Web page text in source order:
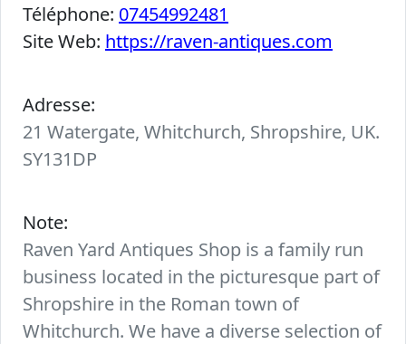
Téléphone: 07454992481
Site Web: https://raven-antiques.com
Adresse:
21 Watergate, Whitchurch, Shropshire, UK.
SY131DP
Note:
Raven Yard Antiques Shop is a family run
business located in the picturesque part of
Shropshire in the Roman town of
Whitchurch. We have a diverse selection of